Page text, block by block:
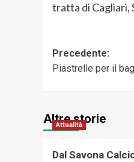
tratta di Cagliari,
articolo
Precedente:
Piastrelle per il
Altre storie
Attualità
Dal Savona